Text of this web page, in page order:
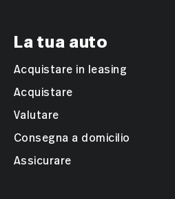
La tua auto
Acquistare in leasing
Acquistare
Valutare
Consegna a domicilio
Assicurare